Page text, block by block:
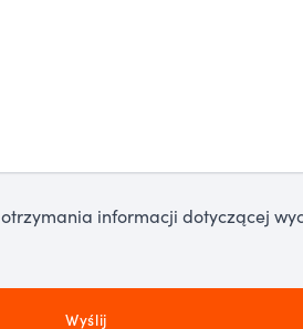
informacji dotyczącej